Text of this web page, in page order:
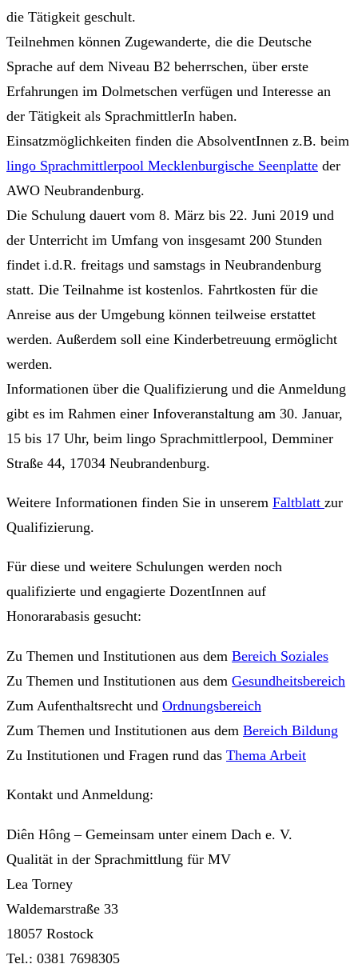
die Tätigkeit geschult.
Teilnehmen können Zugewanderte, die die Deutsche
Sprache auf dem Niveau B2 beherrschen, über erste
Erfahrungen im Dolmetschen verfügen und Interesse an
der Tätigkeit als SprachmittlerIn haben.
Einsatzmöglichkeiten finden die AbsolventInnen z.B. beim
lingo Sprachmittlerpool Mecklenburgische Seenplatte der
AWO Neubrandenburg.
Die Schulung dauert vom 8. März bis 22. Juni 2019 und
der Unterricht im Umfang von insgesamt 200 Stunden
findet i.d.R. freitags und samstags in Neubrandenburg
statt. Die Teilnahme ist kostenlos. Fahrtkosten für die
Anreise aus der Umgebung können teilweise erstattet
werden. Außerdem soll eine Kinderbetreuung ermöglicht
werden.
Informationen über die Qualifizierung und die Anmeldung
gibt es im Rahmen einer Infoveranstaltung am 30. Januar,
15 bis 17 Uhr, beim lingo Sprachmittlerpool, Demminer
Straße 44, 17034 Neubrandenburg.
Weitere Informationen finden Sie in unserem Faltblatt zur
Qualifizierung.
Für diese und weitere Schulungen werden noch
qualifizierte und engagierte DozentInnen auf
Honorarabasis gesucht:
Zu Themen und Institutionen aus dem Bereich Soziales
Zu Themen und Institutionen aus dem Gesundheitsbereich
Zum Aufenthaltsrecht und Ordnungsbereich
Zum Themen und Institutionen aus dem Bereich Bildung
Zu Institutionen und Fragen rund das Thema Arbeit
Kontakt und Anmeldung:
Diên Hông – Gemeinsam unter einem Dach e. V.
Qualität in der Sprachmittlung für MV
Lea Torney
Waldemarstraße 33
18057 Rostock
Tel.: 0381 7698305